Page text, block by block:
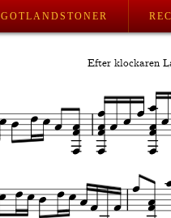
Efter klockaren